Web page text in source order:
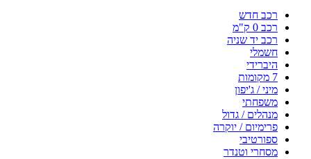
רכב חדש
רכב 0 ק"מ
רכב יד שניה
חשמלי
היברידי
7 מקומות
מיני / ג'יפון
משפחתי
מנהלים / גדול
פרימיום / יוקרה
ספורטיבי
מסחרי וטנדר